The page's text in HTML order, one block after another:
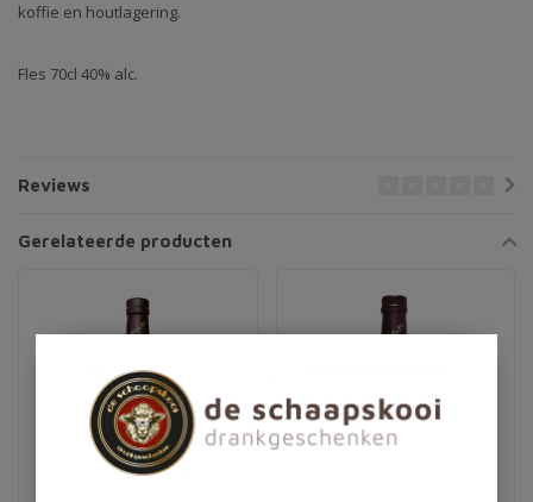
koffie en houtlagering.
Fles 70cl 40% alc.
Reviews
Gerelateerde producten